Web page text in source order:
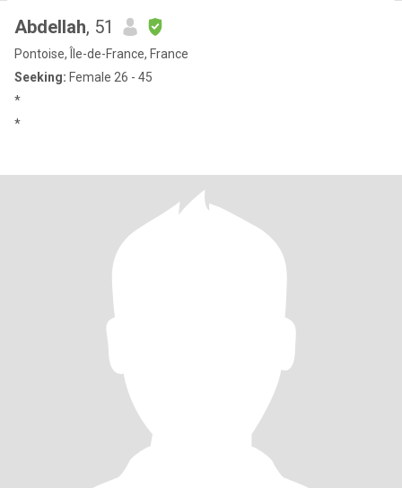
Abdellah, 51
Pontoise, Île-de-France, France
Seeking: Female 26 - 45
*
*